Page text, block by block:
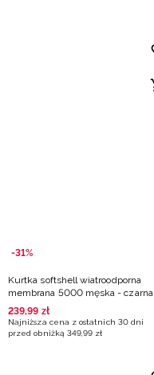
-31%
Kurtka softshell wiatroodporna
membrana 5000 męska - czarna
239,99 zł
Najniższa cena z ostatnich 30 dni
przed obniżką 349,99 zł